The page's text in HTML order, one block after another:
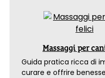
Massaggi per
Guida pratica ricca di
curare e offrire benessere al